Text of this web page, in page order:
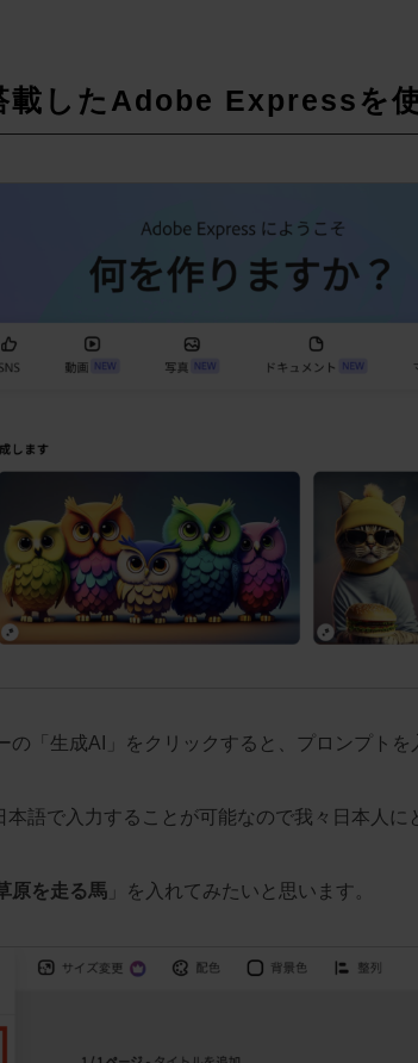
したAdobe Expressを
「生成AI」をクリックすると、プロンプトを
語で入力することが可能なので我々日本人に
原を走る馬 」を入れてみたいと思います。